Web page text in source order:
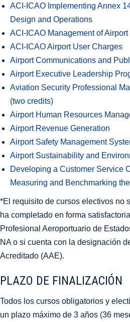
ACI-ICAO Implementing Annex
Design and Operations
ACI-ICAO Management of
ACI-ICAO Airport User Charges
Airport Communications and
Airport Executive Leadership
Aviation Security Professional
(two credits)
Airport Human Resources
Airport Revenue Generation
Airport Safety Management
Airport Sustainability and
Developing a Customer Service
Measuring and Benchmarking
*El requisito de cursos electivos no
ha completado en forma
Profesional Aeroportuario de
NA o si cuenta con la designación
Acreditado (AAE).
PLAZO DE FINALIZACIÓN
Todos los cursos obligatorios y
un plazo máximo de 3 años (36